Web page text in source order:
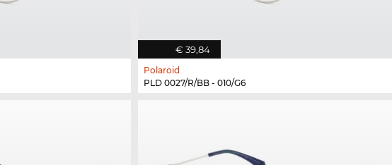
€ 39,84
Polaroid
PLD 0027/R/BB - 010/G6